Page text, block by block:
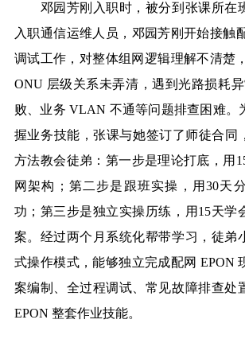
邓园芳刚入职时，被分到张课所在
入职通信运维人员，邓园芳刚开始接触
调试工作，对整体组网逻辑理解不清楚
ONU 层级关系未弄清，遇到光路损耗
败、业务 VLAN 不通等问题排查困难。
握业务技能，张课与她签订了师徒合同
方法教会徒弟：第一步是理论打底，用
网架构；第二步是跟班实操，用30天
功；第三步是独立实操历练，用15天学
案。经过两个月系统化帮带学习，徒弟
式操作模式，能够独立完成配网 EPON
案编制、全过程调试、常见故障排查处
EPON 整套作业技能。